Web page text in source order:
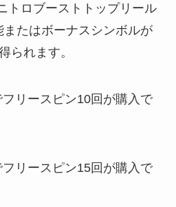
トロブーストトップリール
たはボーナスシンボルが
られます。
フリースピン10回が購入で
フリースピン15回が購入で